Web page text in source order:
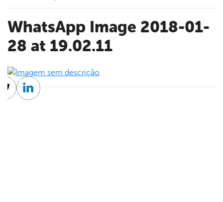
WhatsApp Image 2018-01-
28 at 19.02.11
TwitterLinkedin